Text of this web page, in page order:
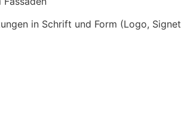
in Schrift und Form (Logo,